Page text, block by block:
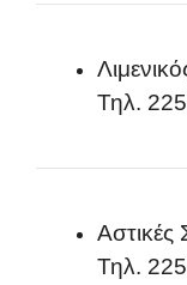
Τηλ.
Αστικές
Τηλ.